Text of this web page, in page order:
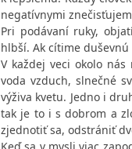
negatívnymi
Pri podávaní ruky,
hlbší. Ak cítime
V každej veci okolo
voda vzduch, slnečné
výživa kvetu. Jedno i
tak je to i s dobrom a
zjednotiť sa, odstrániť